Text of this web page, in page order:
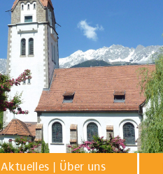
Aktuelles | Über uns